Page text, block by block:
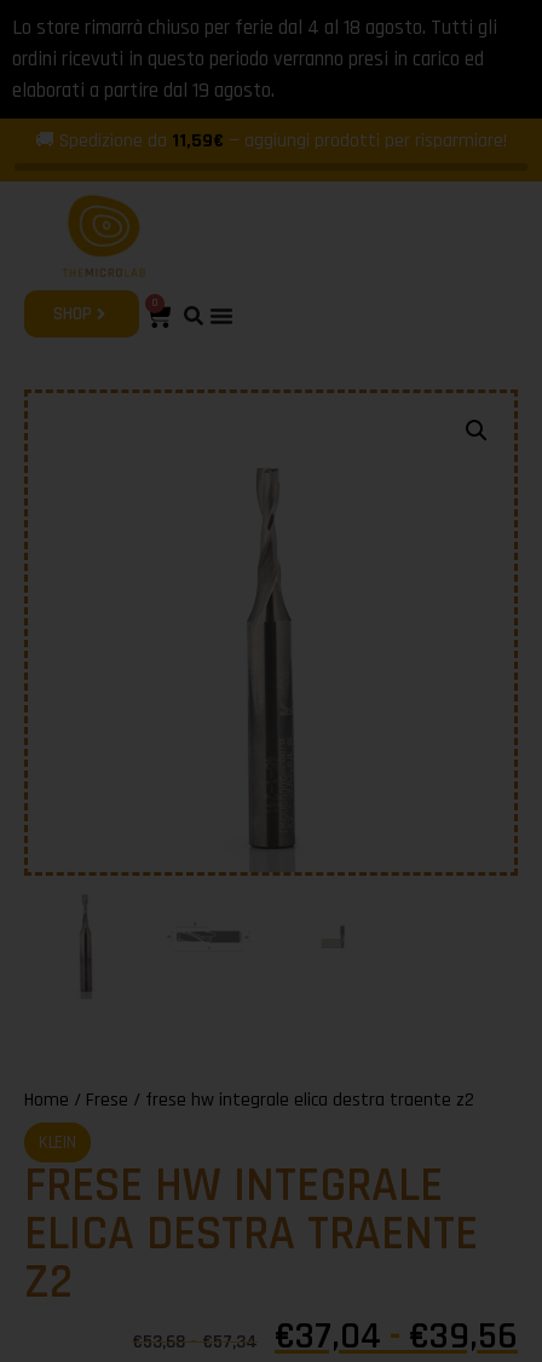
Lo store rimarrà chiuso per ferie dal 4 al 18 agosto. Tutti gli
ordini ricevuti in questo periodo verranno presi in carico ed
elaborati a partire dal 19 agosto.
🚚 Spedizione da 11,59€ — aggiungi prodotti per risparmiare!
SHOP 0
Home / Frese / frese hw integrale elica destra traente z2
KLEIN
FRESE HW INTEGRALE
ELICA DESTRA TRAENTE
Z2
€53,68-€57,34 €37,04 - €39,56